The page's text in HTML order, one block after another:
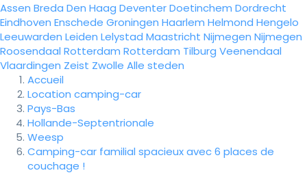
Assen Breda Den Haag DeventerDoetinchem Dordrecht
Eindhoven Enschede Groningen Haarlem Helmond Hengelo
Leeuwarden Leiden Lelystad Maastricht Nijmegen Nijmegen
Roosendaal Rotterdam Rotterdam Tilburg Veenendaal
Vlaardingen Zeist Zwolle Alle steden
Accueil
Location camping-car
Pays-Bas
Hollande-Septentrionale
Weesp
Camping-car familial spacieux avec 6 places de
couchage !